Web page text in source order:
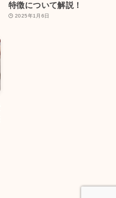
特徴について解説！
2025年1月6日